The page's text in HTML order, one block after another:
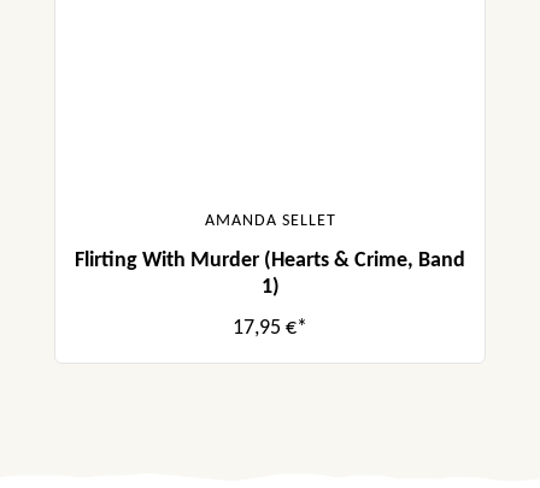
AMANDA SELLET
Flirting With Murder (Hearts & Crime, Band
1)
17,95 €*